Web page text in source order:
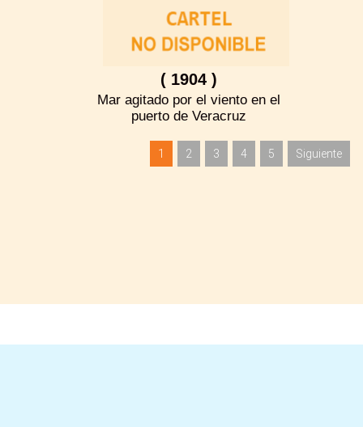
( 1904 )
Mar agitado por el viento en el
puerto de Veracruz
1 2 3 4 5 Siguiente